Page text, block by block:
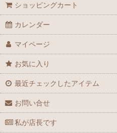
ショッピングカート
カレンダー
マイページ
お気に入り
最近チェックしたアイテム
お問い合せ
私が店長です